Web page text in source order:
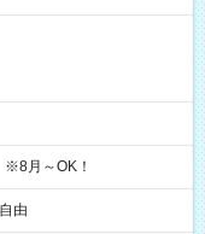
月～OK！
由